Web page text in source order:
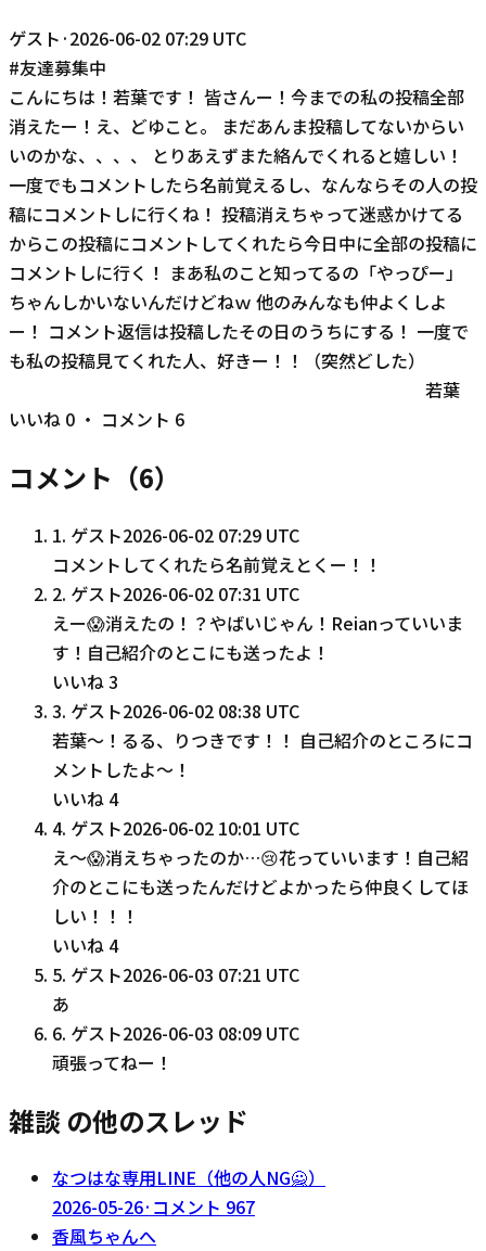
ゲスト ·2026-06-02 07:29 UTC
#友達募集中
こんにちは！若葉です！ 皆さんー！今までの私の投稿全部
消えたー！え、どゆこと。 まだあんま投稿してないからい
いのかな、、、、 とりあえずまた絡んでくれると嬉しい！
一度でもコメントしたら名前覚えるし、なんならその人の投
稿にコメントしに行くね！ 投稿消えちゃって迷惑かけてる
からこの投稿にコメントしてくれたら今日中に全部の投稿に
コメントしに行く！ まあ私のこと知ってるの「やっぴー」
ちゃんしかいないんだけどねｗ 他のみんなも仲よくしよ
ー！ コメント返信は投稿したその日のうちにする！ 一度で
も私の投稿見てくれた人、好きー！！（突然どした）
若葉
いいね 0 ・ コメント 6
コメント（6）
1. ゲスト2026-06-02 07:29 UTC
コメントしてくれたら名前覚えとくー！！
2. ゲスト2026-06-02 07:31 UTC
えー😱消えたの！？やばいじゃん！Reianっていいま
す！自己紹介のとこにも送ったよ！
いいね3
3. ゲスト2026-06-02 08:38 UTC
若葉〜！るる、りつきです！！ 自己紹介のところにコ
メントしたよ〜！
いいね 4
4. ゲスト2026-06-02 10:01 UTC
え〜😱消えちゃったのか…😢花っていいます！自己紹
介のとこにも送ったんだけどよかったら仲良くしてほ
しい！！！
いいね 4
5. ゲスト2026-06-03 07:21 UTC
あ
6. ゲスト2026-06-03 08:09 UTC
頑張ってねー！
雑談 の他のスレッド
なつはな専用LINE（他の人NG🙅）
2026-05-26· コメント 967
香風ちゃんへ